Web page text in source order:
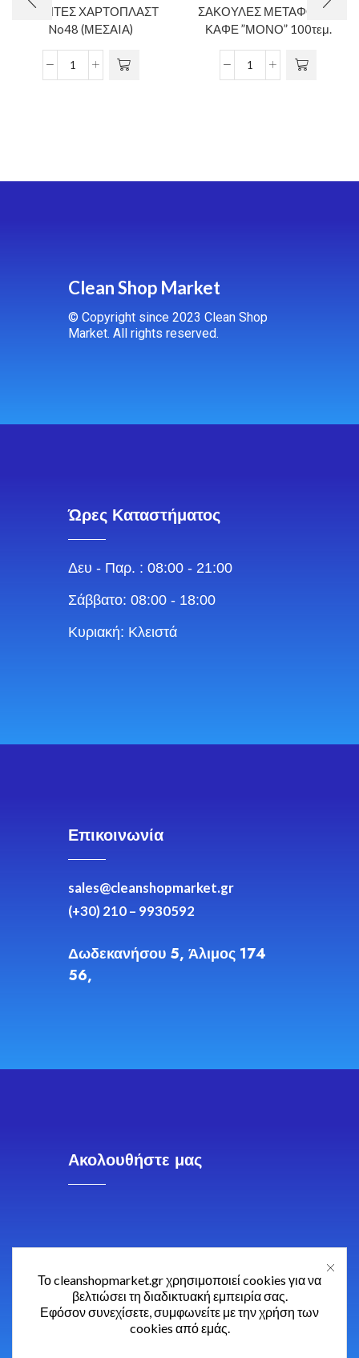
ΤΣΑΝΤΕΣ ΧΑΡΤΟΠΛΑΣΤ
No48 (ΜΕΣAIΑ)
ΣΑΚΟΥΛΕΣ ΜΕΤΑΦΟΡΑΣ
ΚΑΦΕ ”ΜΟΝΟ” 100τεμ.
Το cleanshopmarket.gr χρησιμοποιεί cookies για να
βελτιώσει τη διαδικτυακή εμπειρία σας.
Εφόσον συνεχίσετε, συμφωνείτε με την χρήση των
cookies από εμάς.
Clean Shop Market
© Copyright since 2023 Clean Shop
Market. All rights reserved.
Ώρες Καταστήματος
Δευ - Παρ. : 08:00 - 21:00
Σάββατο: 08:00 - 18:00
Κυριακή: Κλειστά
Επικοινωνία
sales@cleanshopmarket.gr
(+30) 210 – 9930592
Δωδεκανήσου 5, Άλιμος 174
56,
Ακολουθήστε μας